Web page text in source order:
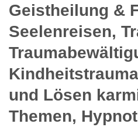
Geistheilung &
Seelenreisen,
und Lösen
Themen,